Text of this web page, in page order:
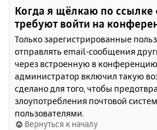
Когда я щёлкаю по ссылке
требуют войти на
Только зарегистрированные
отправлять email-сообщения
через встроенную в
администратор включил такую
сделано для того, чтобы
злоупотребления почтовой
пользователями.
Вернуться к началу